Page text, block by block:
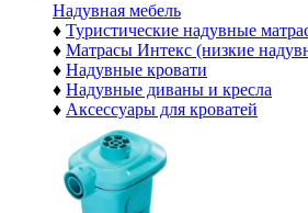
Надувная мебель
♦ Туристические надувные
♦ Матрасы Интекс (низкие
♦ Надувные кровати
♦ Надувные диваны и кресла
♦ Аксессуары для кроватей